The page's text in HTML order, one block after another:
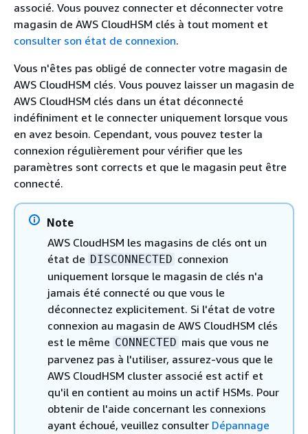
associé. Vous pouvez connecter et déconnecter votre
magasin de AWS CloudHSM clés à tout moment et
consulter son état de connexion.
Vous n'êtes pas obligé de connecter votre magasin de
AWS CloudHSM clés. Vous pouvez laisser un magasin de
AWS CloudHSM clés dans un état déconnecté
indéfiniment et le connecter uniquement lorsque vous
en avez besoin. Cependant, vous pouvez tester la
connexion régulièrement pour vérifier que les
paramètres sont corrects et que le magasin peut être
connecté.
Note
AWS CloudHSM les magasins de clés ont un
état de DISCONNECTED connexion
uniquement lorsque le magasin de clés n'a
jamais été connecté ou que vous le
déconnectez explicitement. Si l'état de votre
connexion au magasin de AWS CloudHSM clés
est le même CONNECTED mais que vous ne
parvenez pas à l'utiliser, assurez-vous que le
AWS CloudHSM cluster associé est actif et
qu'il en contient au moins un actif HSMs. Pour
obtenir de l'aide concernant les connexions
ayant échoué, veuillez consulter Dépannage